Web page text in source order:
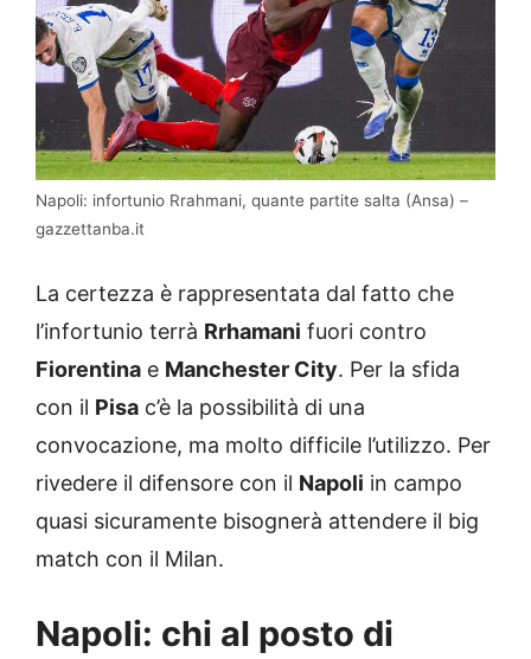
Napoli: infortunio Rrahmani, quante partite salta (Ansa) –
gazzettanba.it
La certezza è rappresentata dal fatto che
l’infortunio terrà Rrhamani fuori contro
Fiorentina e Manchester City. Per la sfida
con il Pisa c’è la possibilità di una
convocazione, ma molto difficile l’utilizzo. Per
rivedere il difensore con il Napoli in campo
quasi sicuramente bisognerà attendere il big
match con il Milan.
Napoli: chi al posto di